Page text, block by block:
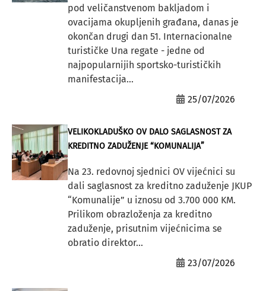
pod veličanstvenom bakljadom i
ovacijama okupljenih građana, danas je
okončan drugi dan 51. Internacionalne
turističke Una regate - jedne od
najpopularnijih sportsko-turističkih
manifestacija...
25/07/2026
VELIKOKLADUŠKO OV DALO SAGLASNOST ZA
KREDITNO ZADUŽENJE “KOMUNALIJA”
Na 23. redovnoj sjednici OV vijećnici su
dali saglasnost za kreditno zaduženje JKUP
“Komunalije” u iznosu od 3.700 000 KM.
Prilikom obrazloženja za kreditno
zaduženje, prisutnim vijećnicima se
obratio direktor...
23/07/2026